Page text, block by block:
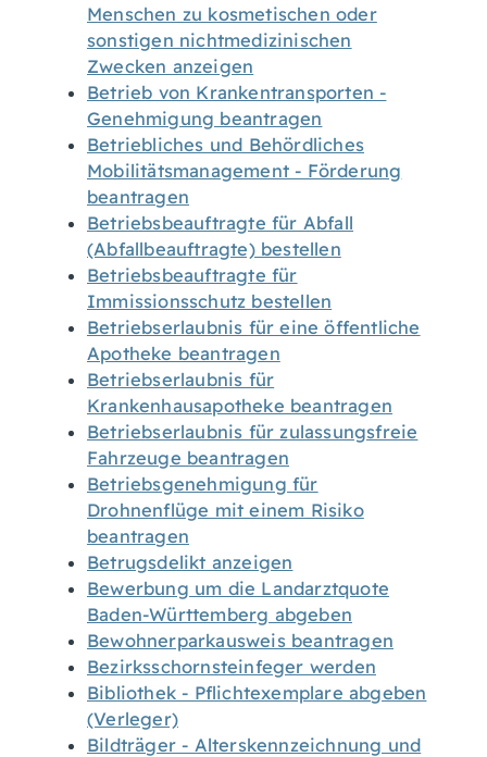
Menschen zu kosmetischen oder
sonstigen nichtmedizinischen
Zwecken anzeigen
Betrieb von Krankentransporten -
Genehmigung beantragen
Betriebliches und Behördliches
Mobilitätsmanagement - Förderung
beantragen
Betriebsbeauftragte für Abfall
(Abfallbeauftragte) bestellen
Betriebsbeauftragte für
Immissionsschutz bestellen
Betriebserlaubnis für eine öffentliche
Apotheke beantragen
Betriebserlaubnis für
Krankenhausapotheke beantragen
Betriebserlaubnis für zulassungsfreie
Fahrzeuge beantragen
Betriebsgenehmigung für
Drohnenflüge mit einem Risiko
beantragen
Betrugsdelikt anzeigen
Bewerbung um die Landarztquote
Baden-Württemberg abgeben
Bewohnerparkausweis beantragen
Bezirksschornsteinfeger werden
Bibliothek - Pflichtexemplare abgeben
(Verleger)
Bildträger - Alterskennzeichnung und